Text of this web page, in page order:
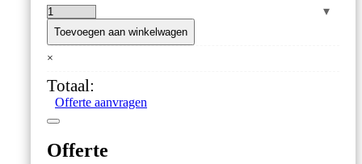
ETI
Stevige
Waterdichte
–
300
mm
Toevoegen aan winkelwagen
×
Totaal:
Offerte aanvragen
Offerte